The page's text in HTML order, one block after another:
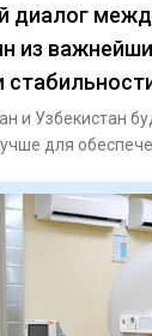
диалог
из
Назаров
и Узбекистан
для